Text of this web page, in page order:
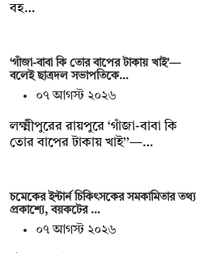
বহ…
‘গাঁজা-বাবা কি তোর বাপের টাকায় খাই’—
বলেই ছাত্রদল সভাপতিকে…
০৭ আগস্ট ২০২৬
লক্ষ্মীপুরের রায়পুরে ‘গাঁজা-বাবা কি
তোর বাপের টাকায় খাই’’—…
চমেকের ইন্টার্ন চিকিৎসকের সমকামিতার তথ্য
প্রকাশ্যে, বয়কটের …
০৭ আগস্ট ২০২৬